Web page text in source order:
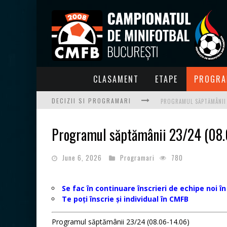
CLASAMENT ETAPE
DECIZII SI PROGRAMARI PROGRAMUL
PROGRAMUL
PROGRAMUL
PROGRAMUL
Programul săptămânii 23/24
June 6, 2026 Programari 780
Se fac în continuare înscrieri de echipe noi în
Te poți înscrie și individual în CMFB
Programul săptămânii 23/24 (08.06-14.06)